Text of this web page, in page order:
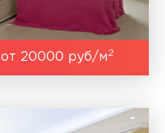
от 20000 руб/м2